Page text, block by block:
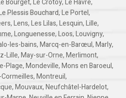
Bourget,Le Crotoy,Le Havre,
Plessis Bouchard,Le Portel,
,Lens,Les Lilas,Lesquin,Lille,
,Longuenesse,Loos,Louvigny,
les-bains,Marcq-en-Barœul,Marly,
Lille,May-sur-Orne,Merlimont,
Plage,Mondeville,Mons en Baroeul,
,Montreuil,
,Mouvaux,Neufchâtel-Hardelot,